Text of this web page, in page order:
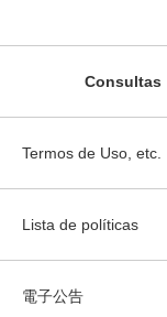
Consultas
Termos de Uso, etc.
Lista de políticas
電子公告